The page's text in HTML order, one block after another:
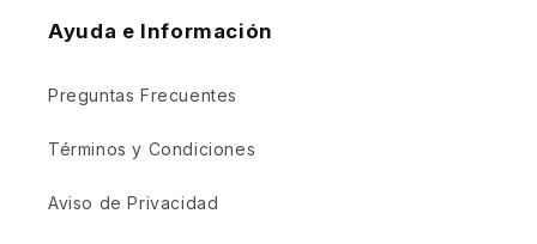
Ayuda e Información
Preguntas Frecuentes
Términos y Condiciones
Aviso de Privacidad